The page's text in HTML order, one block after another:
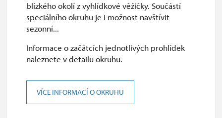
blízkého okolí z vyhlídkové věžičky. Součástí
speciálního okruhu je i možnost navštívit
sezonní...
Informace o začátcích jednotlivých prohlídek
naleznete v detailu okruhu.
VÍCE INFORMACÍ O OKRUHU